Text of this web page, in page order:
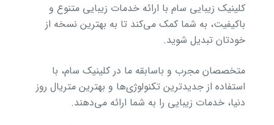
کلینیک زیبایی سام با ارائه خدمات زیبایی متنوع و
باکیفیت، به شما کمک می‌کند تا به بهترین نسخه از
خودتان تبدیل شوید.
متخصصان مجرب و باسابقه ما در کلینیک سام، با
استفاده از جدیدترین تکنولوژی‌ها و بهترین متریال روز
دنیا، خدمات زیبایی را به شما ارائه می‌دهند.